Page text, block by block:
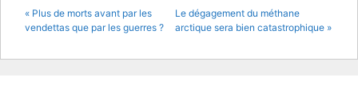
o
o
« Plus de morts avant par les
vendettas que par les guerres ?
Le dégagement du méthane
arctique sera bien catastrophique »